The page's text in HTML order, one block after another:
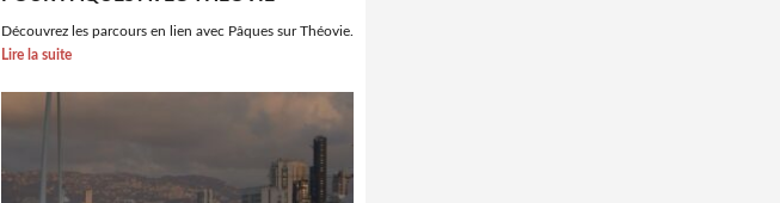
Découvrez les parcours en lien avec Pâques sur Théovie.
Lire la suite